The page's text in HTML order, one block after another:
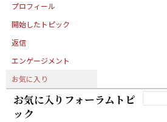
プロフィール
開始したトピック
返信
エンゲージメント
お気に入り
お気に入りフォーラムトピ
ック